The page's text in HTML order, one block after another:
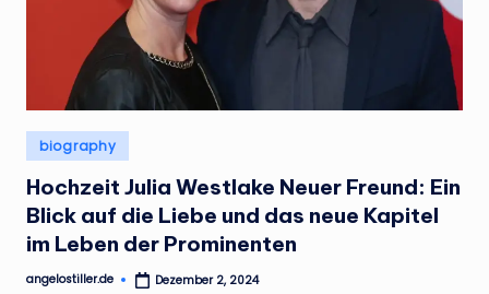
Posted
in
biography
Hochzeit Julia Westlake Neuer Freund: Ein
Blick auf die Liebe und das neue Kapitel
im Leben der Prominenten
Posted
angelostiller.de Dezember 2, 2024